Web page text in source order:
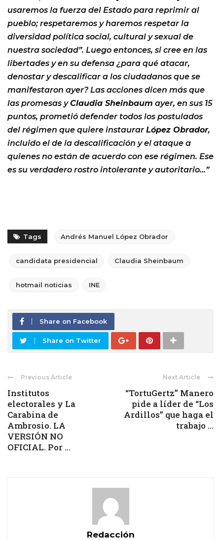
usaremos la fuerza del Estado para reprimir al
pueblo; respetaremos y haremos respetar la
diversidad política social, cultural y sexual de
nuestra sociedad”. Luego entonces, si cree en las
libertades y en su defensa ¿para qué atacar,
denostar y descalificar a los ciudadanos que se
manifestaron ayer? Las acciones dicen más que
las promesas yClaudia Sheinbaum ayer, en sus 15
puntos, prometió defender todos los postulados
del régimen que quiere instaurar López Obrador,
incluido el de la descalificación y el ataque a
quienes no están de acuerdo con ese régimen. Ese
es su verdadero rostro intolerante y autoritario…”
Tags Andrés Manuel López Obrador
candidata presidencial Claudia Sheinbaum
hotmail noticias INE
Share on Facebook
Share on Twitter
Previous Article
Institutos
electorales y La
Carabina de
Ambrosio. LA
VERSIÓN NO
OFICIAL. Por ...
Next Article
“TortuGertz” Manero
pide a líder de “Los
Ardillos” que haga el
trabajo ...
Redacción